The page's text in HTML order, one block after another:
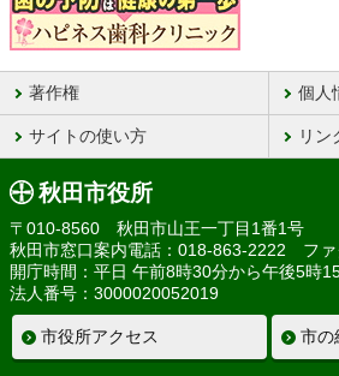
著作権 個人
サイトの使い方 リン
秋田市役所
〒010-8560 秋田市山王一丁目1番1号
秋田市窓口案内電話：018-863-2222 フ
開庁時間：平日 午前8時30分から午後5時
法人番号：3000020052019
市役所アクセス 市の